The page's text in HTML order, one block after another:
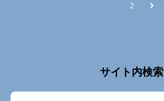
2
サイト内検索